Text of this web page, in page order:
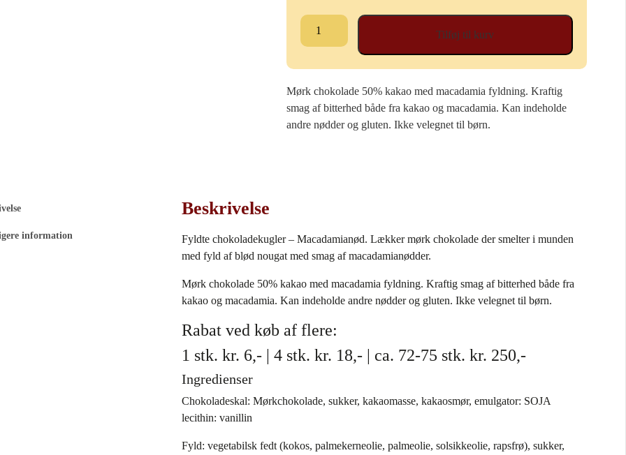
Fyldte
chokoladekugler
Macadamianød
antal
Tilføj til kurv
Mørk chokolade 50% kakao med macadamia fyldning. Kraftig
smag af bitterhed både fra kakao og macadamia. Kan indeholde
andre nødder og gluten. Ikke velegnet til børn.
information
Beskrivelse
Fyldte chokoladekugler – Macadamianød. Lækker mørk chokolade der smelter i munden
med fyld af blød nougat med smag af macadamianødder.
Mørk chokolade 50% kakao med macadamia fyldning. Kraftig smag af bitterhed både fra
kakao og macadamia. Kan indeholde andre nødder og gluten. Ikke velegnet til børn.
Rabat ved køb af flere:
1 stk. kr. 6,- | 4 stk. kr. 18,- | ca. 72-75 stk. kr. 250,-
Ingredienser
Chokoladeskal: Mørkchokolade, sukker, kakaomasse, kakaosmør, emulgator: SOJA
lecithin: vanillin
Fyld: vegetabilsk fedt (kokos, palmekerneolie, palmeolie, solsikkeolie, rapsfrø), sukker,